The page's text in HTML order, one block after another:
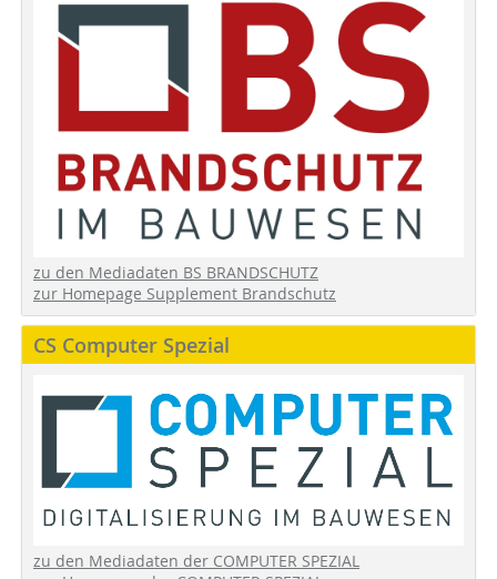
zu den Mediadaten BS BRANDSCHUTZ
zur Homepage Supplement Brandschutz
CS Computer Spezial
zu den Mediadaten der COMPUTER SPEZIAL